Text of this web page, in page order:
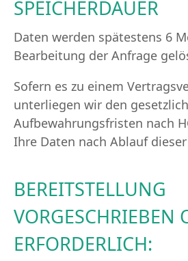
SPEICHERDAUER
Daten werden spätestens 6
Bearbeitung der Anfrage
Sofern es zu einem
unterliegen wir den
Aufbewahrungsfristen nach
Ihre Daten nach Ablauf
BEREITSTELLUNG
VORGESCHRIEBEN
ERFORDERLICH: